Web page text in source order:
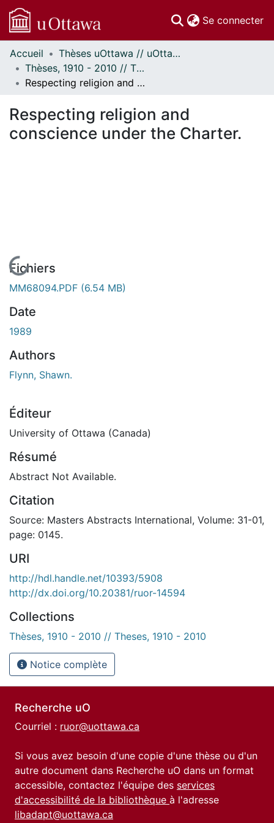
Se connecter
Communautés
et collections
Parcourir
À propos
Accueil
Thèses uOttawa // uOttawa Theses
Thèses, 1910 - 2010 // Theses, 1910 - 2010
Respecting religion and conscience under the Charter.
Respecting religion and
conscience under the Charter.
En cours de chargement...
Fichiers
MM68094.PDF (6.54 MB)
Date
1989
Authors
Flynn, Shawn.
Éditeur
University of Ottawa (Canada)
Résumé
Abstract Not Available.
Citation
Source: Masters Abstracts International, Volume: 31-01,
page: 0145.
URI
http://hdl.handle.net/10393/5908
http://dx.doi.org/10.20381/ruor-14594
Collections
Thèses, 1910 - 2010 // Theses, 1910 - 2010
Notice complète
Recherche uO
Courriel : ruor@uottawa.ca
Si vous avez besoin d'une copie d'une thèse ou d'un
autre document dans Recherche uO dans un format
accessible, contactez l'équipe des services
d'accessibilité de la bibliothèque à l'adresse
libadapt@uottawa.ca